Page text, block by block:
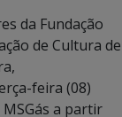
da Fundação
de Cultura de
feira (08)
a partir